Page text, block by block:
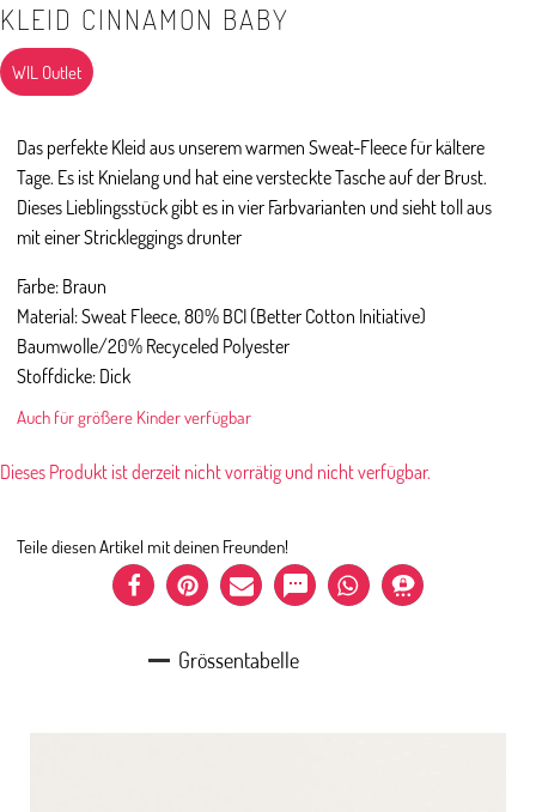
KLEID CINNAMON BABY
WIL Outlet
Das perfekte Kleid aus unserem warmen Sweat-Fleece für kältere
Tage. Es ist Knielang und hat eine versteckte Tasche auf der Brust.
Dieses Lieblingsstück gibt es in vier Farbvarianten und sieht toll aus
mit einer Strickleggings drunter
Farbe: Braun
Material: Sweat Fleece, 80% BCI (Better Cotton Initiative)
Baumwolle/20% Recyceled Polyester
Stoffdicke: Dick
Auch für größere Kinder verfügbar
Dieses Produkt ist derzeit nicht vorrätig und nicht verfügbar.
Teile diesen Artikel mit deinen Freunden!
Grössentabelle